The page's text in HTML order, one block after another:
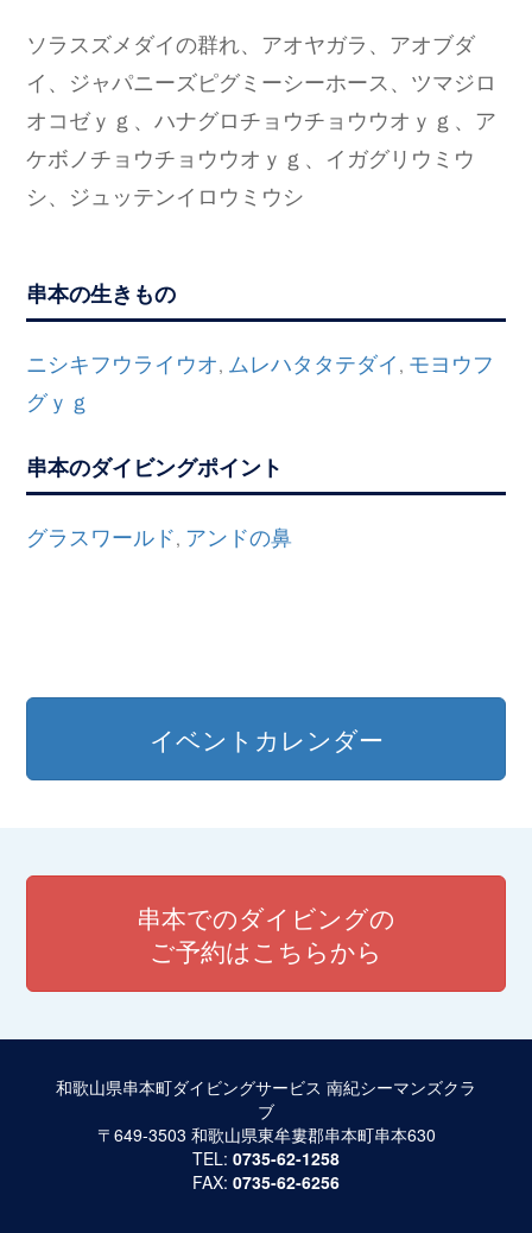
ソラスズメダイの群れ、アオヤガラ、アオブダ
イ、ジャパニーズピグミーシーホース、ツマジロ
オコゼｙｇ、ハナグロチョウチョウウオｙｇ、ア
ケボノチョウチョウウオｙｇ、イガグリウミウ
シ、ジュッテンイロウミウシ
串本の生きもの
ニシキフウライウオ, ムレハタタテダイ , モヨウフ
グｙｇ
串本のダイビングポイント
グラスワールド, アンドの鼻
イベントカレンダー
串本でのダイビングの
ご予約はこちらから
和歌山県串本町ダイビングサービス 南紀シーマンズクラ
ブ
〒649-3503 和歌山県東牟婁郡串本町串本630
TEL: 0735-62-1258
FAX: 0735-62-6256